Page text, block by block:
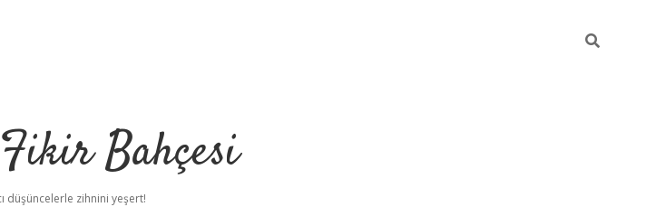
Bahçesi
düşüncelerle zihnini yeşert!